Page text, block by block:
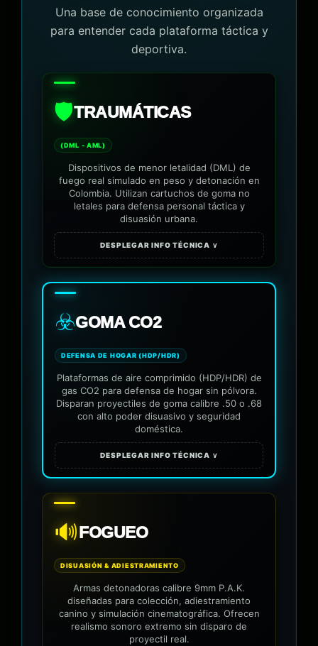
Una base de conocimiento organizada
para entender cada plataforma táctica y
deportiva.
🛡️TRAUMÁTICAS
(DML - AML)
Dispositivos de menor letalidad (DML) de
fuego real simulado en peso y detonación en
Colombia. Utilizan cartuchos de goma no
letales para defensa personal táctica y
disuasión urbana.
DESPLEGAR INFO TÉCNICA ∨
☣️GOMA CO2
DEFENSA DE HOGAR (HDP/HDR)
Plataformas de aire comprimido (HDP/HDR) de
gas CO2 para defensa de hogar sin pólvora.
Disparan proyectiles de goma calibre .50 o .68
con alto poder disuasivo y seguridad
doméstica.
DESPLEGAR INFO TÉCNICA ∨
🔊FOGUEO
DISUASIÓN & ADIESTRAMIENTO
Armas detonadoras calibre 9mm P.A.K.
diseñadas para colección, adiestramiento
canino y simulación cinematográfica. Ofrecen
realismo sonoro extremo sin disparo de
proyectil real.